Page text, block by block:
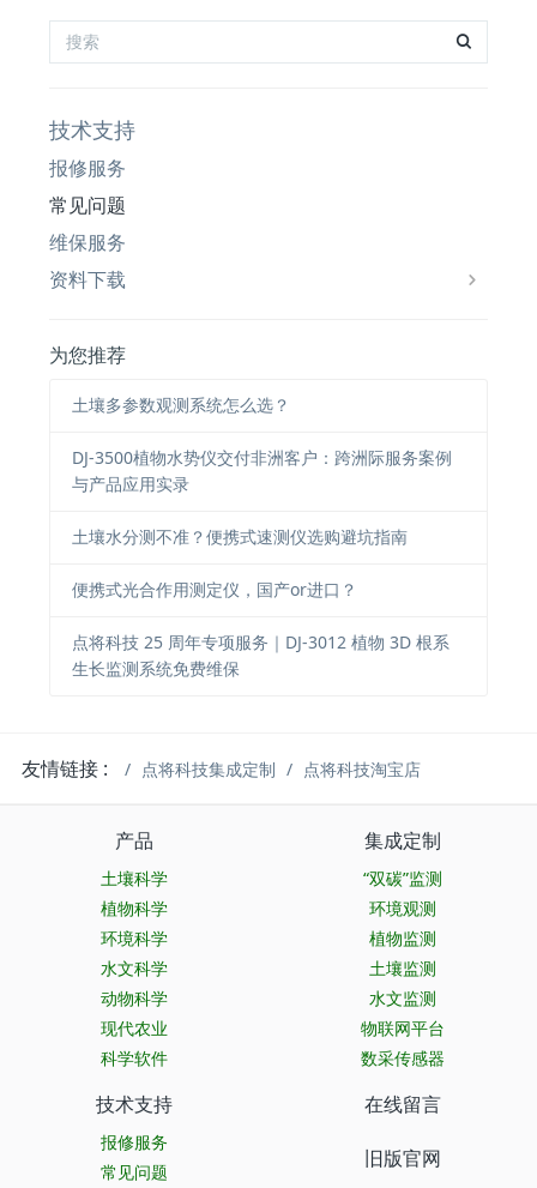
技术支持
报修服务
常见问题
维保服务
资料下载
为您推荐
土壤多参数观测系统怎么选？
DJ-3500植物水势仪交付非洲客户：跨洲际服务案例
与产品应用实录
土壤水分测不准？便携式速测仪选购避坑指南
便携式光合作用测定仪，国产or进口？
点将科技 25 周年专项服务｜DJ-3012 植物 3D 根系
生长监测系统免费维保
友情链接 : 点将科技集成定制 点将科技淘宝店
产品
土壤科学
植物科学
环境科学
水文科学
动物科学
现代农业
科学软件
集成定制
“双碳”监测
环境观测
植物监测
土壤监测
水文监测
物联网平台
数采传感器
技术支持
报修服务
常见问题
在线留言
旧版官网